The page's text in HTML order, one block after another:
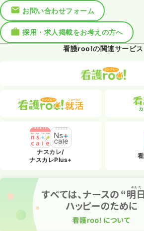
お問い合わせフォーム
採用・求人掲載をお考えの方へ
看護roo!の関連サービス
ナスカレ/
ナスカレPlus+